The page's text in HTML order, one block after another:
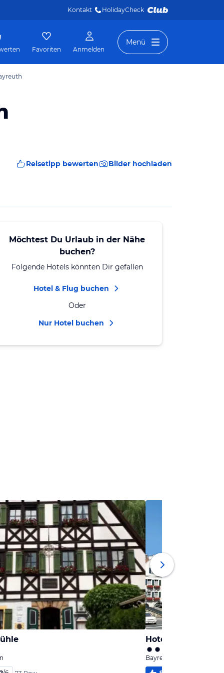
Kontakt HolidayCheck
Favoriten Anmelden
Menü
Reisetipp bewerten Bilder hochladen
Möchtest Du Urlaub in der Nähe
buchen?
Folgende Hotels könnten Dir gefallen
Hotel & Flug buchen
Oder
Nur Hotel buchen
Hotel Goldener
Bayreuth, Bayern